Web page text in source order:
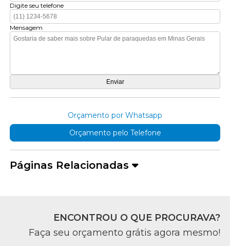
Digite seu telefone
Mensagem
Orçamento por Whatsapp
Orçamento pelo Telefone
Páginas Relacionadas
ENCONTROU O QUE PROCURAVA?
Faça seu orçamento grátis agora mesmo!